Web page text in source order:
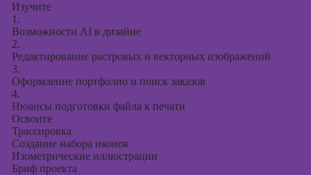
Изучите
1.
Возможности AI в дизайне
2.
Редактирование растровых и векторных изображений
3.
Оформление портфолио и поиск заказов
4.
Нюансы подготовки файла к печати
Освоите
Трассировка
Создание набора иконок
Изометрические иллюстрации
Бриф проекта